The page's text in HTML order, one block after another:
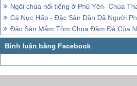
Ngôi chùa nổi tiếng ở Phú Yên- Chùa
Cá Nực Hấp - Đặc Sản Dân Dã Người
Đặc Sản Mắm Tôm Chua Đậm Đà Của